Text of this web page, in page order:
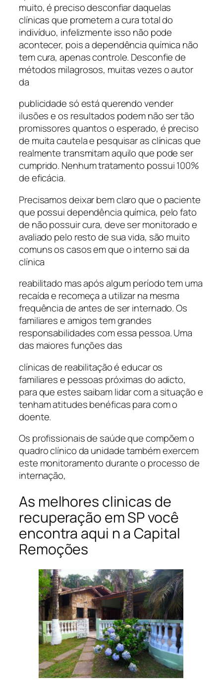
muito, é preciso desconfiar daquelas
clínicas que prometem a cura total do
indivíduo, infelizmente isso não pode
acontecer, pois a dependência química não
tem cura, apenas controle. Desconfie de
métodos milagrosos, muitas vezes o autor
da
publicidade só está querendo vender
ilusões e os resultados podem não ser tão
promissores quantos o esperado, é preciso
de muita cautela e pesquisar as clínicas que
realmente transmitam aquilo que pode ser
cumprido. Nenhum tratamento possui 100%
de eficácia.
Precisamos deixar bem claro que o paciente
que possui dependência química, pelo fato
de não possuir cura, deve ser monitorado e
avaliado pelo resto de sua vida, são muito
comuns os casos em que o interno sai da
clínica
reabilitado mas após algum período tem uma
recaída e recomeça a utilizar na mesma
frequência de antes de ser internado. Os
familiares e amigos tem grandes
responsabilidades com essa pessoa. Uma
das maiores funções das
clínicas de reabilitação é educar os
familiares e pessoas próximas do adicto,
para que estes saibam lidar com a situação e
tenham atitudes benéficas para com o
doente.
Os profissionais de saúde que compõem o
quadro clínico da unidade também exercem
este monitoramento durante o processo de
internação,
As melhores clinicas de
recuperação em SP você
encontra aqui n a Capital
Remoções